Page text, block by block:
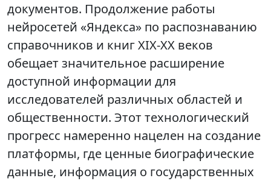
документов. Продолжение работы
нейросетей «Яндекса» по распознаванию
справочников и книг XIX-XX веков
обещает значительное расширение
доступной информации для
исследователей различных областей и
общественности. Этот технологический
прогресс намеренно нацелен на создание
платформы, где ценные биографические
данные, информация о государственных